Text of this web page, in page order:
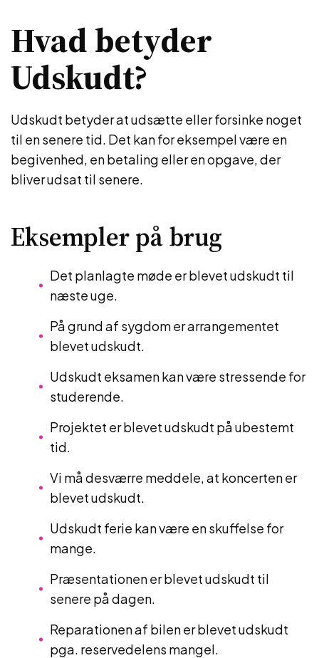
Hvad betyder
Udskudt?
Udskudt betyder at udsætte eller forsinke noget
til en senere tid. Det kan for eksempel være en
begivenhed, en betaling eller en opgave, der
bliver udsat til senere.
Eksempler på brug
Det planlagte møde er blevet udskudt til
næste uge.
På grund af sygdom er arrangementet
blevet udskudt.
Udskudt eksamen kan være stressende for
studerende.
Projektet er blevet udskudt på ubestemt
tid.
Vi må desværre meddele, at koncerten er
blevet udskudt.
Udskudt ferie kan være en skuffelse for
mange.
Præsentationen er blevet udskudt til
senere på dagen.
Reparationen af bilen er blevet udskudt
pga. reservedelens mangel.